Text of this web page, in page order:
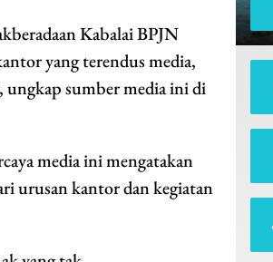
Kabalai BPJN
yang terendus media,
sumber media ini di
media ini mengatakan
urusan kantor dan kegiatan